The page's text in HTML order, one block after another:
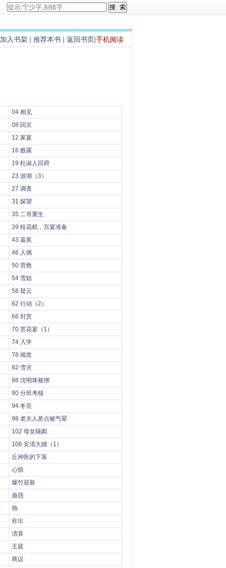
加入书架 | 推荐本书 | 返回书页|手机阅读
04 相见
08 回京
12 家宴
16 败露
19 杜淑人回府
23 游湖（3）
27 调查
31 探望
35 二哥重生
39 桂花糕，宫宴准备
43 嘉奖
46 人偶
50 营救
54 雪姑
58 疑云
62 行动（2）
66 封赏
70 赏花宴（1）
74 入学
78 揭发
82 雪灾
86 沈明珠被绑
90 分班考核
94 冬至
98 老夫人差点被气晕
102 母女隔阂
106 安清大婚（1）
丘神医的下落
心惊
爆竹迎新
蛊惑
拖
诈出
清算
王庭
商议